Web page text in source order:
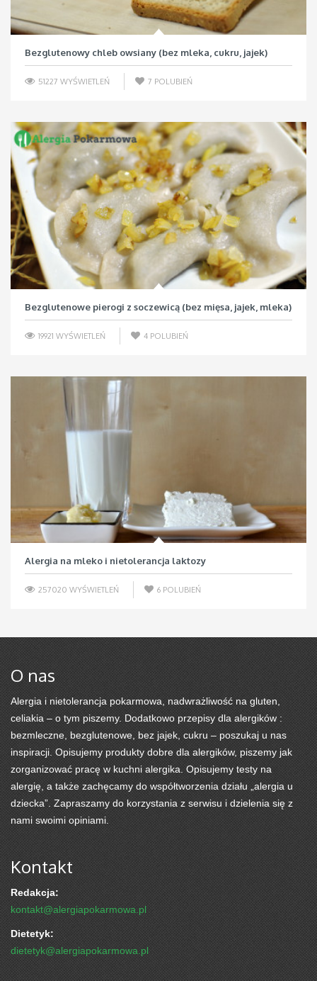
Bezglutenowy chleb owsiany (bez mleka, cukru, jajek)
51227 WYŚWIETLEŃ 7 POLUBIEŃ
Bezglutenowe pierogi z soczewicą (bez mięsa, jajek, mleka)
19921 WYŚWIETLEŃ 4 POLUBIEŃ
Alergia na mleko i nietolerancja laktozy
257020 WYŚWIETLEŃ 6 POLUBIEŃ
O nas
Alergia i nietolerancja pokarmowa, nadwrażliwość na gluten,
celiakia – o tym piszemy. Dodatkowo przepisy dla alergików :
bezmleczne, bezglutenowe, bez jajek, cukru – poszukaj u nas
inspiracji. Opisujemy produkty dobre dla alergików, piszemy jak
zorganizować pracę w kuchni alergika. Opisujemy testy na
alergię, a także zachęcamy do współtworzenia działu „alergia u
dziecka”. Zapraszamy do korzystania z serwisu i dzielenia się z
nami swoimi opiniami.
Kontakt
Redakcja:
kontakt@alergiapokarmowa.pl
Dietetyk:
dietetyk@alergiapokarmowa.pl